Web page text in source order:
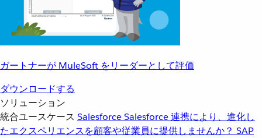
ガートナーが MuleSoft をリーダーとして評価
ダウンロードする
ソリューション
統合ユースケース SalesforceSalesforce 連携により、進化し
たエクスペリエンスを顧客や従業員に提供しませんか？ SAP